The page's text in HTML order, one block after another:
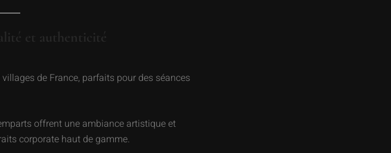
et authenticité
de France, parfaits pour des séances
offrent une ambiance artistique et
corporate haut de gamme.